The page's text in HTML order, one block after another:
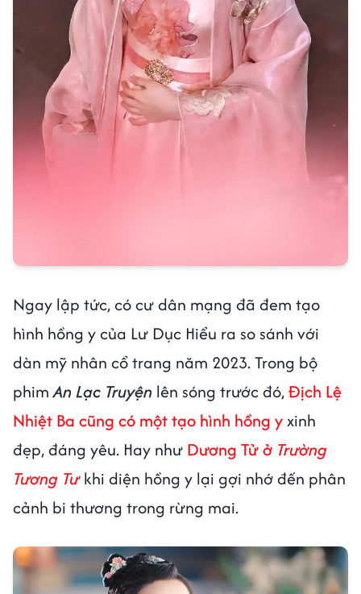
Ngay lập tức, có cư dân mạng đã đem tạo
hình hồng y của Lư Dục Hiểu ra so sánh với
dàn mỹ nhân cổ trang năm 2023. Trong bộ
phimAn Lạc Truyện lên sóng trước đó,Địch Lệ
Nhiệt Ba cũng có một tạo hình hồng yxinh
đẹp, đáng yêu. Hay như Dương Tử ở Trường
Tương Tư khi diện hồng y lại gợi nhớ đến phân
cảnh bi thương trong rừng mai.